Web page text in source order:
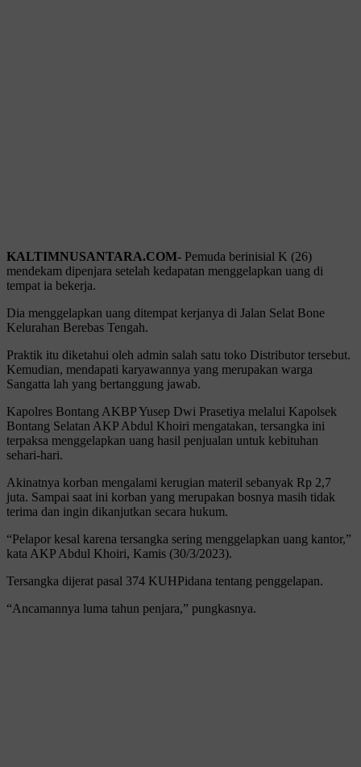
KALTIMNUSANTARA.COM- Pemuda berinisial K (26)
mendekam dipenjara setelah kedapatan menggelapkan uang di
tempat ia bekerja.
Dia menggelapkan uang ditempat kerjanya di Jalan Selat Bone
Kelurahan Berebas Tengah.
Praktik itu diketahui oleh admin salah satu toko Distributor tersebut.
Kemudian, mendapati karyawannya yang merupakan warga
Sangatta lah yang bertanggung jawab.
Kapolres Bontang AKBP Yusep Dwi Prasetiya melalui Kapolsek
Bontang Selatan AKP Abdul Khoiri mengatakan, tersangka ini
terpaksa menggelapkan uang hasil penjualan untuk kebituhan
sehari-hari.
Akinatnya korban mengalami kerugian materil sebanyak Rp 2,7
juta. Sampai saat ini korban yang merupakan bosnya masih tidak
terima dan ingin dikanjutkan secara hukum.
“Pelapor kesal karena tersangka sering menggelapkan uang kantor,”
kata AKP Abdul Khoiri, Kamis (30/3/2023).
Tersangka dijerat pasal 374 KUHPidana tentang penggelapan.
“Ancamannya luma tahun penjara,” pungkasnya.